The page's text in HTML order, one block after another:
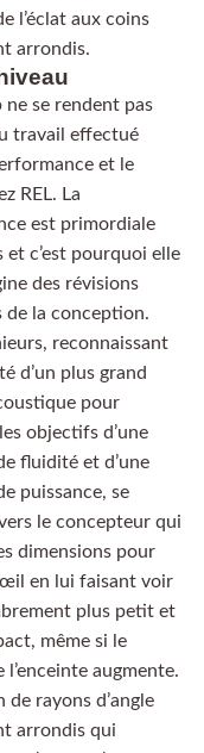
l’éclat aux coins
arrondis.
ne se rendent pas
travail effectué
et le
REL. La
est primordiale
et c’est pourquoi elle
des révisions
de la conception.
reconnaissant
d’un plus grand
pour
objectifs d’une
fluidité et d’une
puissance, se
le concepteur qui
dimensions pour
en lui faisant voir
plus petit et
même si le
l’enceinte augmente.
rayons d’angle
arrondis qui